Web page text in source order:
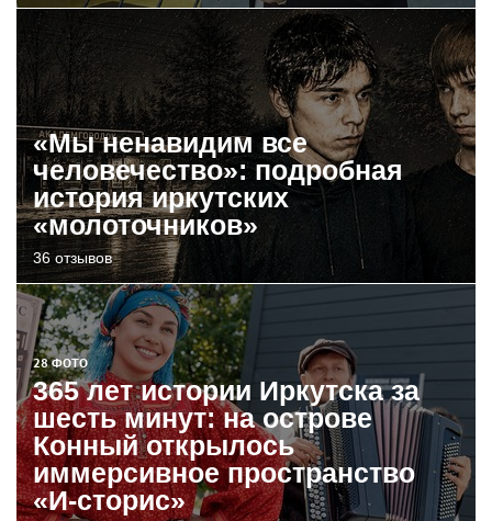
«Мы ненавидим все
человечество»: подробная
история иркутских
«молоточников»
36 отзывов
28 ФОТО
365 лет истории Иркутска за
шесть минут: на острове
Конный открылось
иммерсивное пространство
«И-сторис»